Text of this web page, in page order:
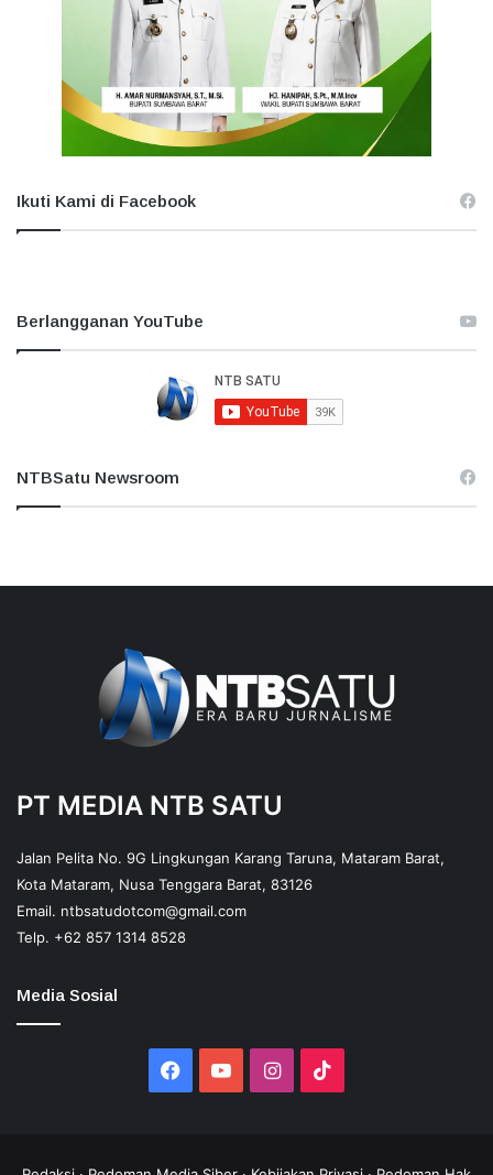
Ikuti Kami di Facebook
Berlangganan YouTube
NTBSatu Newsroom
PT MEDIA NTB SATU
Jalan Pelita No. 9G Lingkungan Karang Taruna, Mataram Barat,
Kota Mataram, Nusa Tenggara Barat, 83126
Email. ntbsatudotcom@gmail.com
Telp. +62 857 1314 8528
Media Sosial
Facebook
YouTubeInstagram